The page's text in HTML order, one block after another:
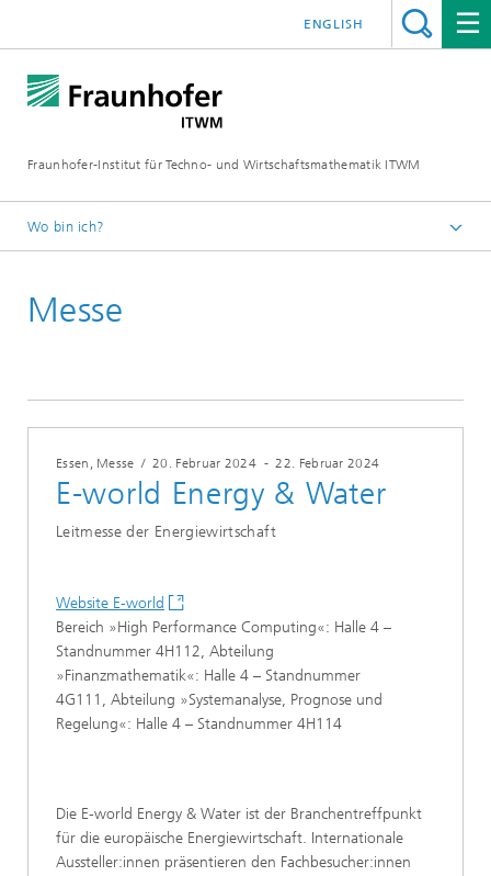
Fraunhofer-Institut für Techno- und Wirtschaftsmathematik ITWM
ENGLISH
Wo bin ich?
Messe
Essen, Messe /20. Februar 2024-22. Februar 2024
E-world Energy & Water
Leitmesse der Energiewirtschaft
Website E-world
Bereich »High Performance Computing«: Halle 4 –
Standnummer 4H112, Abteilung
»Finanzmathematik«: Halle 4 – Standnummer
4G111, Abteilung »Systemanalyse, Prognose und
Regelung«: Halle 4 – Standnummer 4H114
Die E-world Energy & Water ist der Branchentreffpunkt
für die europäische Energiewirtschaft. Internationale
Aussteller:innen präsentieren den Fachbesucher:innen